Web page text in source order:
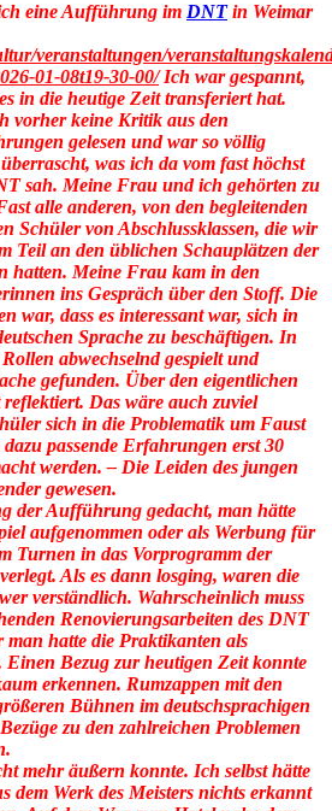
eine Aufführung im DNTin Weimar
veranstaltungen/
01-08t19-30-00/Ich war gespannt,
in die heutige Zeit transferiert hat.
vorher keine Kritik aus den
gelesen und war so völlig
was ich da vom fast höchst
sah. Meine Frau und ich gehörten zu
alle anderen, von den begleitenden
Schüler von Abschlussklassen, die wir
Teil an den üblichen Schauplätzen der
hatten. Meine Frau kam in den
ins Gespräch über den Stoff. Die
war, dass es interessant war, sich in
Sprache zu beschäftigen. In
abwechselnd gespielt und
gefunden. Über den eigentlichen
Das wäre auch zuviel
sich in die Problematik um Faust
passende Erfahrungen erst 30
werden. – Die Leiden des jungen
gewesen.
der Aufführung gedacht, man hätte
aufgenommen oder als Werbung für
Turnen in das Vorprogramm der
Als es dann losging, waren die
verständlich. Wahrscheinlich muss
Renovierungsarbeiten des DNT
man hatte die Praktikanten als
Einen Bezug zur heutigen Zeit konnte
erkennen. Rumzappen mit den
Bühnen im deutschsprachigen
zu den zahlreichen Problemen
mehr äußern konnte. Ich selbst hätte
dem Werk des Meisters nichts erkannt